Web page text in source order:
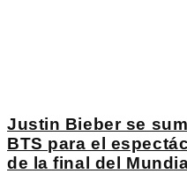
Justin Bieber se
BTS para el
de la final del